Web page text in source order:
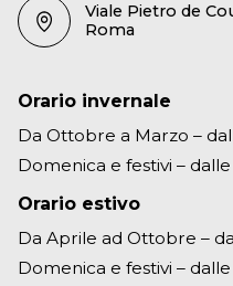
Viale Pietro de
Roma
Orario invernale
Da Ottobre a Marzo –
Domenica e festivi – dalle
Orario estivo
Da Aprile ad Ottobre –
Domenica e festivi – dalle